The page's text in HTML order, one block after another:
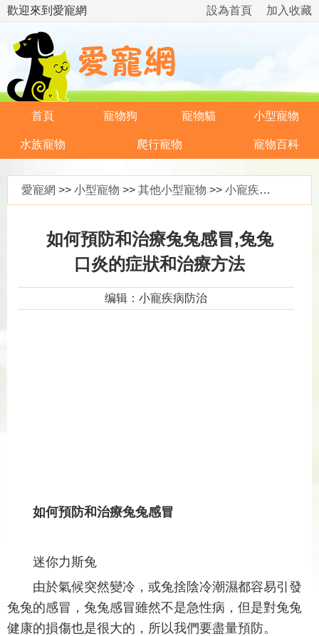
歡迎來到愛寵網 加入收藏
設為首頁
首頁 寵物狗 寵物貓 小型寵物
水族寵物 爬行寵物 寵物百科
愛寵網 >> 小型寵物 >> 其他小型寵物 >> 小寵疾病防治
如何預防和治療兔兔感冒,兔兔
口炎的症狀和治療方法
编辑：小寵疾病防治
如何預防和治療兔兔感冒
迷你力斯兔
由於氣候突然變冷，或兔捨陰冷潮濕都容易引發
兔兔的感冒，兔兔感冒雖然不是急性病，但是對兔兔
健康的損傷也是很大的，所以我們要盡量預防。